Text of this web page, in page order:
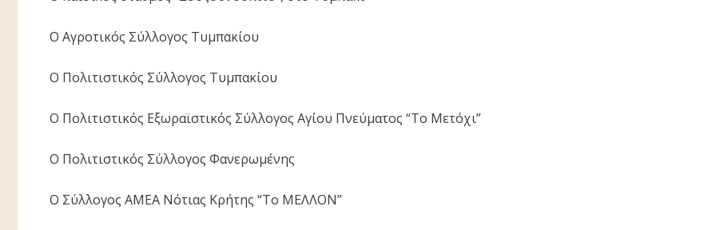
Ο Αγροτικός Σύλλογος Τυμπακίου
Ο Πολιτιστικός Σύλλογος Τυμπακίου
Ο Πολιτιστικός Εξωραϊστικός Σύλλογος Αγίου Πνεύματος “Το Μετόχι”
Ο Πολιτιστικός Σύλλογος Φανερωμένης
Ο Σύλλογος ΑΜΕΑ Νότιας Κρήτης “Το ΜΕΛΛΟΝ”